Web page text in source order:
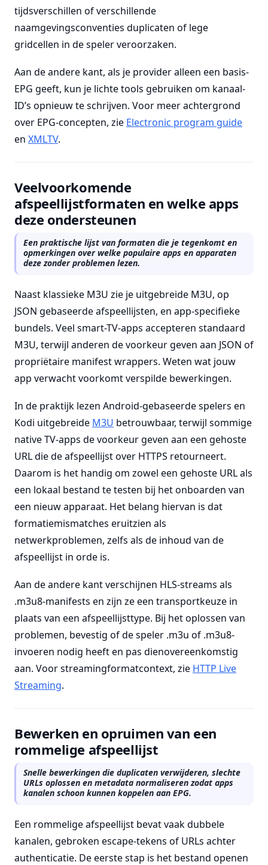
tijdsverschillen of verschillende
naamgevingsconventies duplicaten of lege
gridcellen in de speler veroorzaken.
Aan de andere kant, als je provider alleen een basis-
EPG geeft, kun je lichte tools gebruiken om kanaal-
ID’s opnieuw te schrijven. Voor meer achtergrond
over EPG-concepten, zie Electronic program guide
en XMLTV.
Veelvoorkomende
afspeellijstformaten en welke apps
deze ondersteunen
Een praktische lijst van formaten die je tegenkomt en
opmerkingen over welke populaire apps en apparaten
deze zonder problemen lezen.
Naast klassieke M3U zie je uitgebreide M3U, op
JSON gebaseerde afspeellijsten, en app-specifieke
bundels. Veel smart-TV-apps accepteren standaard
M3U, terwijl anderen de voorkeur geven aan JSON of
propriëtaire manifest wrappers. Weten wat jouw
app verwacht voorkomt verspilde bewerkingen.
In de praktijk lezen Android-gebaseerde spelers en
Kodi uitgebreide M3U betrouwbaar, terwijl sommige
native TV-apps de voorkeur geven aan een gehoste
URL die de afspeellijst over HTTPS retourneert.
Daarom is het handig om zowel een gehoste URL als
een lokaal bestand te testen bij het onboarden van
een nieuw apparaat. Het belang hiervan is dat
formatiemismatches eruitzien als
netwerkproblemen, zelfs als de inhoud van de
afspeellijst in orde is.
Aan de andere kant verschijnen HLS-streams als
.m3u8-manifests en zijn ze een transportkeuze in
plaats van een afspeellijsttype. Bij het oplossen van
problemen, bevestig of de speler .m3u of .m3u8-
invoeren nodig heeft en pas dienovereenkomstig
aan. Voor streamingformatcontext, zie HTTP Live
Streaming.
Bewerken en opruimen van een
rommelige afspeellijst
Snelle bewerkingen die duplicaten verwijderen, slechte
URLs oplossen en metadata normaliseren zodat apps
kanalen schoon kunnen koppelen aan EPG.
Een rommelige afspeellijst bevat vaak dubbele
kanalen, gebroken escape-tekens of URLs achter
authenticatie. De eerste stap is het bestand openen